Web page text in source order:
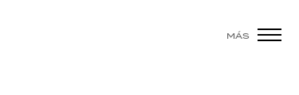
MÁS